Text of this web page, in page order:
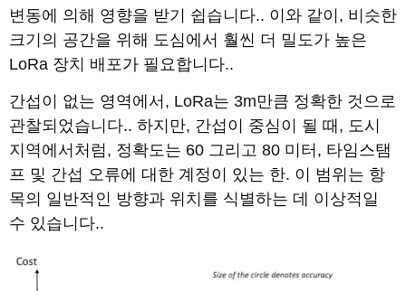
변동에 의해 영향을 받기 쉽습니다.. 이와 같이, 비슷한
크기의 공간을 위해 도심에서 훨씬 더 밀도가 높은
LoRa 장치 배포가 필요합니다..
간섭이 없는 영역에서, LoRa는 3m만큼 정확한 것으로
관찰되었습니다.. 하지만, 간섭이 중심이 될 때, 도시
지역에서처럼, 정확도는 60 그리고 80 미터, 타임스탬
프 및 간섭 오류에 대한 계정이 있는 한. 이 범위는 항
목의 일반적인 방향과 위치를 식별하는 데 이상적일
수 있습니다..